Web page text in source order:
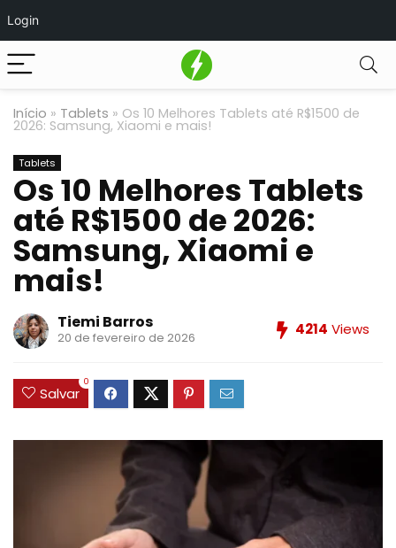
Login
Início » Tablets » Os 10 Melhores Tablets até R$1500 de
2026: Samsung, Xiaomi e mais!
Tablets
Os 10 Melhores Tablets
até R$1500 de 2026:
Samsung, Xiaomi e
mais!
Tiemi Barros
20 de fevereiro de 2026 4214 Views
Salvar
0